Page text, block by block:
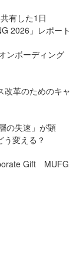
有した1日
2026」レポート
ンボーディング
革のためのキャ
の失速」が顕
変える？
Gift MUFG